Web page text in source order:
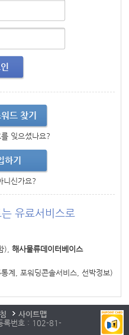
드 찾기
잊으셨나요?
하기
니신가요?
유료서비스로
),해사물류데이터베이스
계, 포워딩콘솔서비스, 선박정보)
사이트맵
록번호 : 102-81-